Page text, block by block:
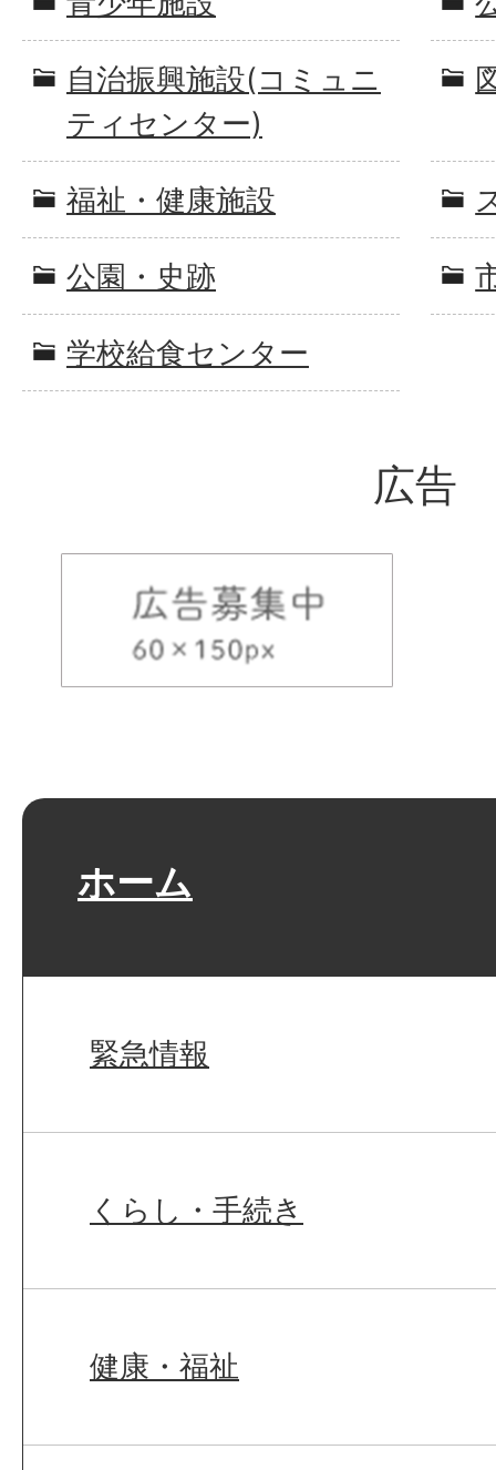
自治振興施設(コミュニ
ティセンター)
福祉・健康施設
公園・史跡
学校給食センター
広告
ホーム
緊急情報
くらし・手続き
健康・福祉